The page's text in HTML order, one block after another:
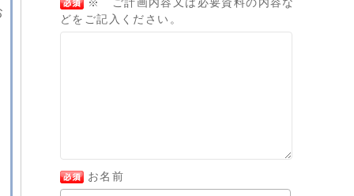
どをご記入ください。
お名前